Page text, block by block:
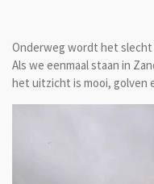
Onderweg wordt het
Als we eenmaal staan in
het uitzicht is mooi, golven